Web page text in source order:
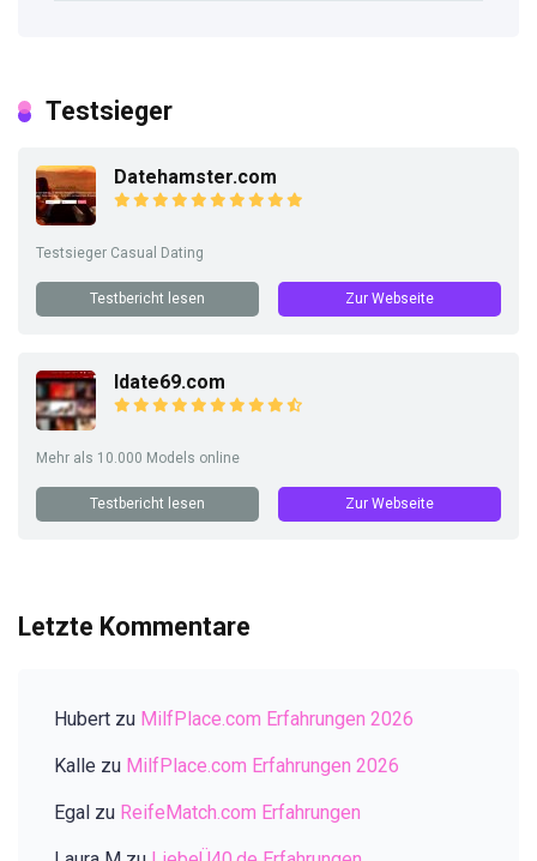
Testsieger
Datehamster.com
Testsieger Casual Dating
Testbericht lesen Zur Webseite
Idate69.com
Mehr als 10.000 Models online
Testbericht lesen Zur Webseite
Letzte Kommentare
Hubert zu MilfPlace.com Erfahrungen 2026
Kalle zu MilfPlace.com Erfahrungen 2026
Egal zu ReifeMatch.com Erfahrungen